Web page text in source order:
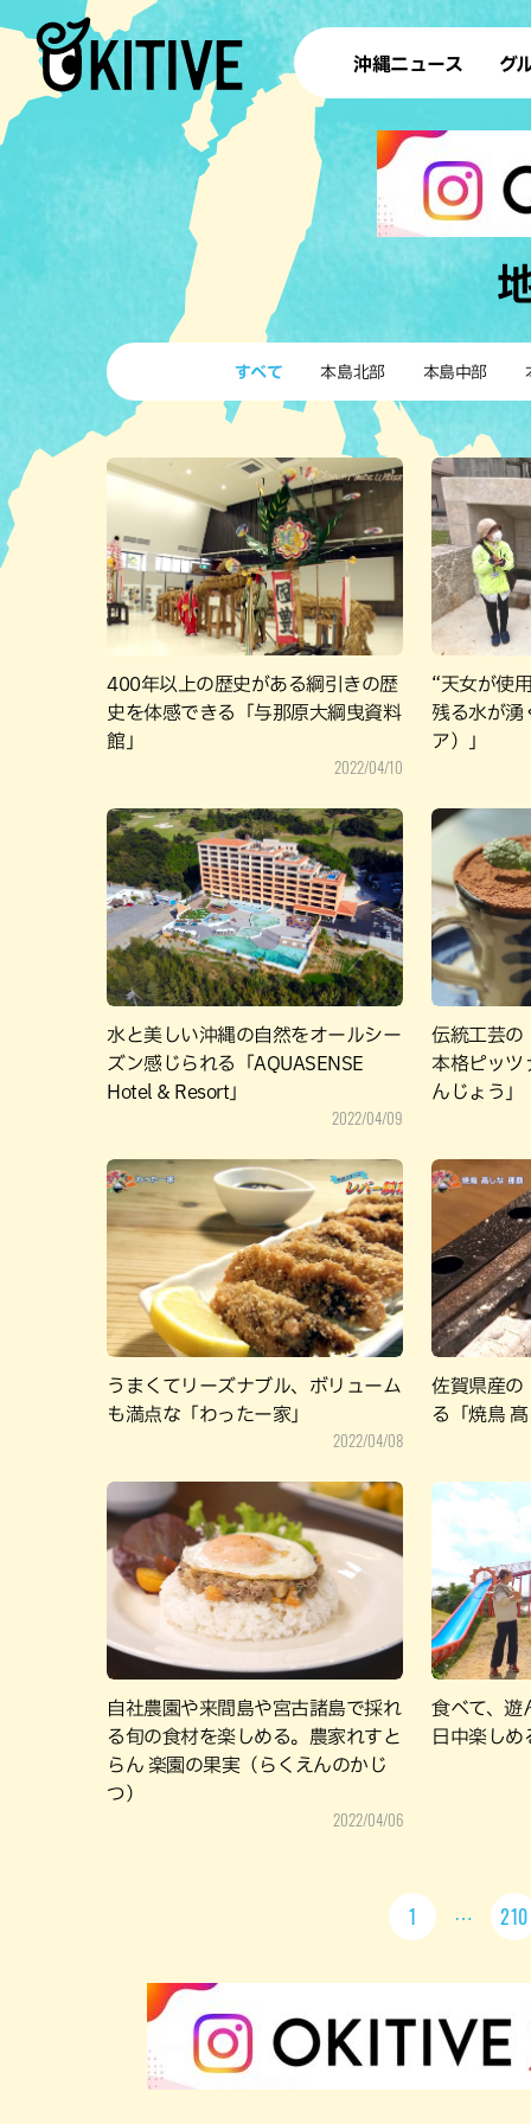
沖縄ニュース グ
ラ
テイ
すし
沖
ステー
その他
ブッフェ
ハン
すべて 本島北部 本島中部
400年以上の歴史がある綱引きの歴
史を体感できる「与那原大綱曳資料
館」
2022/04/10
“天女が使
残る水が湧
ア）」
水と美しい沖縄の自然をオールシー
ズン感じられる「AQUASENSE
Hotel & Resort」
2022/04/09
伝統工芸の
本格ピッツ
んじょう」
うまくてリーズナブル、ボリューム
も満点な「わったー家」
2022/04/08
佐賀県産の
る「焼鳥
自社農園や来間島や宮古諸島で採れ
る旬の食材を楽しめる。農家れすと
らん 楽園の果実（らくえんのかじ
つ）
2022/04/06
食べて、遊
日中楽しめ
1 210